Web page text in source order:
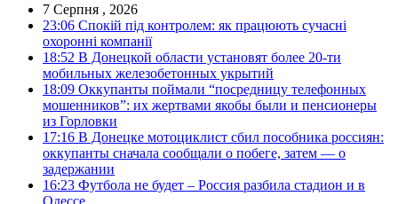
7 Серпня , 2026
23:06 Спокій під контролем: як працюють сучасні
охоронні компанії
18:52 В Донецкой области установят более 20-ти
мобильных железобетонных укрытий
18:09 Оккупанты поймали “посредницу телефонных
мошенников”: их жертвами якобы были и пенсионеры
из Горловки
17:16 В Донецке мотоциклист сбил пособника россиян:
оккупанты сначала сообщали о побеге, затем — о
задержании
16:23 Футбола не будет – Россия разбила стадион и в
Одессе